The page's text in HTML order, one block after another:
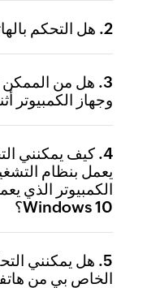
2. هل التحكم بالهاتف عن بُعد آمن؟
3. هل من الممكن
وجهاز الكمبيوتر
4. كيف يمكنني
الكمبيوتر الذي
Windows 10؟
5. هل يمكنني
الخاص بي من